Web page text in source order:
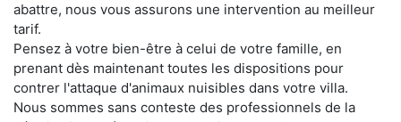
abattre, nous vous assurons une intervention au meilleur
tarif.
Pensez à votre bien-être à celui de votre famille, en
prenant dès maintenant toutes les dispositions pour
contrer l'attaque d'animaux nuisibles dans votre villa.
Nous sommes sans conteste des professionnels de la